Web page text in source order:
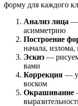
форму для каждого
Анализ лица —
асимметрию
Построение
начала, излома,
Эскиз —
вами
Коррекция —
воском
Окрашивание